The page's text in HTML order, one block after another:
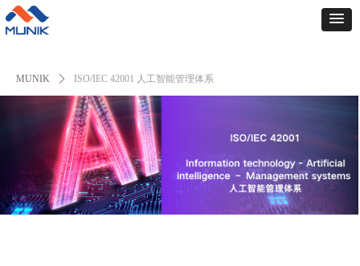
MUNIK ꄲ ISO/IEC 42001 人工智能管理体系